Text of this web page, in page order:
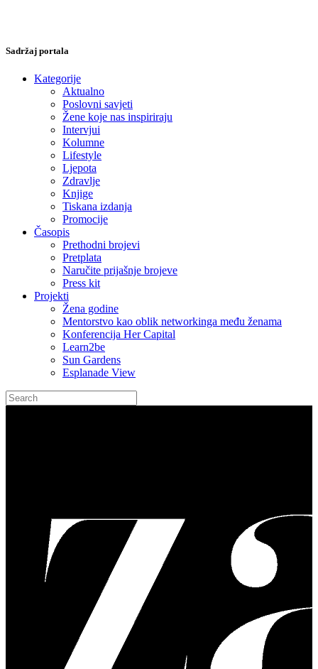
Sadržaj portala
Kategorije
Aktualno
Poslovni savjeti
Žene koje nas inspiriraju
Intervjui
Kolumne
Lifestyle
Ljepota
Zdravlje
Knjige
Tiskana izdanja
Promocije
Časopis
Prethodni brojevi
Pretplata
Naručite prijašnje brojeve
Press kit
Projekti
Žena godine
Mentorstvo kao oblik networkinga među ženama
Konferencija Her Capital
Learn2be
Sun Gardens
Esplanade View